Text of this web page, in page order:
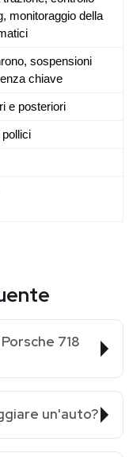
monitoraggio della
sospensioni
chiave
e posteriori
718
un'auto?